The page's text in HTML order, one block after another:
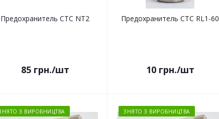
Предохранитель СТС NT2
85грн./шт
Предохранитель СТС RL1-60
10грн./шт
З ВИРОБНИЦТВА ЗНЯТО З ВИРОБНИЦТВА